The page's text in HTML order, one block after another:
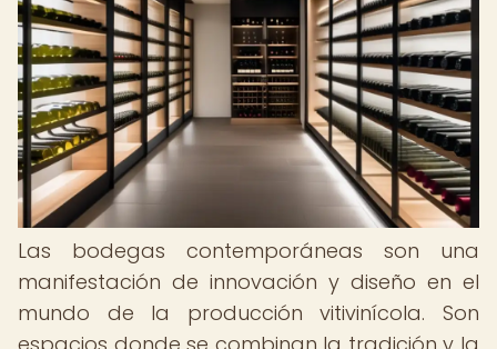
Las bodegas contemporáneas son una
manifestación de innovación y diseño en el
mundo de la producción vitivinícola. Son